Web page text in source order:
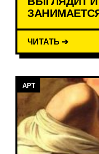
ЧИТАТЬ ➔
АРТ